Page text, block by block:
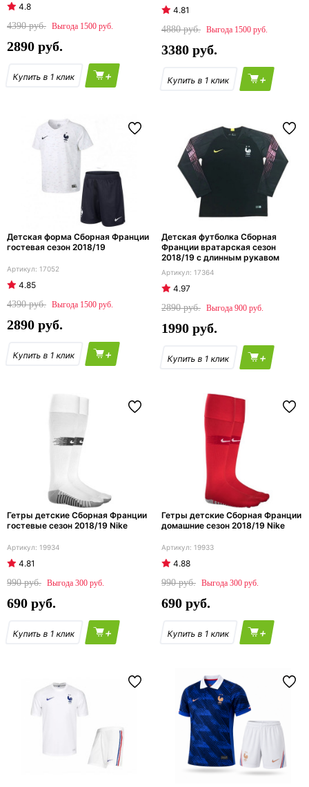
4.8
4390
1500
2890
+
4.81
4880
1500
3380
+
Детская форма Сборная Франции
гостевая сезон 2018/19
17052
4.85
4390
1500
2890
+
Детская футболка Сборная
Франции вратарская сезон
2018/19 с длинным рукавом
17364
4.97
2890
900
1990
+
Гетры детские Сборная Франции
гостевые сезон 2018/19 Nike
19934
4.81
990
300
690
+
Гетры детские Сборная Франции
домашние сезон 2018/19 Nike
19933
4.88
990
300
690
+